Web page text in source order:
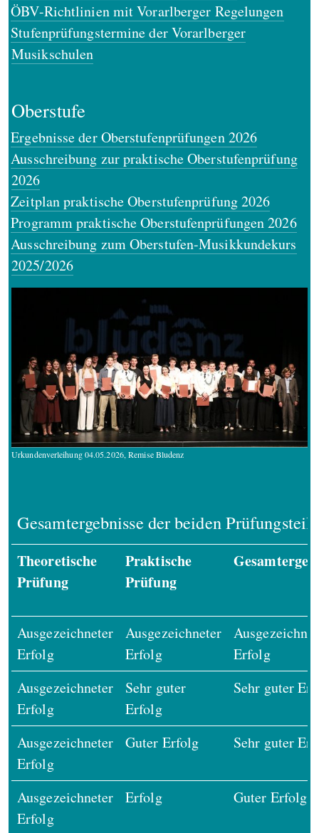
ÖBV-Richtlinien mit Vorarlberger Regelungen
Stufenprüfungstermine der Vorarlberger
Musikschulen
Oberstufe
Ergebnisse der Oberstufenprüfungen 2026
Ausschreibung zur praktische Oberstufenprüfung
2026
Zeitplan praktische Oberstufenprüfung 2026
Programm praktische Oberstufenprüfungen 2026
Ausschreibung zum Oberstufen-Musikkundekurs
2025/2026
Urkundenverleihung 04.05.2026, Remise Bludenz
Gesamtergebnisse der beiden Prüfungsteile
Theoretische
Prüfung
Praktische
Prüfung
Ausgezeichneter
Erfolg
Ausgezeichneter
Erfolg
Erfolg
Ausgezeichneter
Erfolg
Sehr guter
Erfolg
Sehr guter
Ausgezeichneter
Erfolg
Guter Erfolg Sehr guter
Ausgezeichneter
Erfolg
Erfolg Guter Erfolg